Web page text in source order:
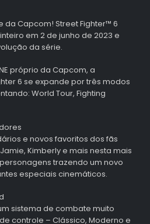
da Capcom! Street Fighter™ 6
em 2 de junho de 2023 e
da série.
próprio da Capcom, a
6 se expande por três modos
World Tour, Fighting
e novos favoritos dos fãs
Kimberly e mais nesta mais
trazendo um novo
especiais cinemáticos.
sistema de combate muito
controle – Clássico, Moderno e